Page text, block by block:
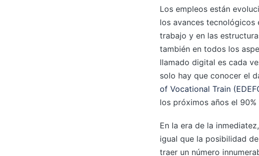
Los empleos están
los avances tecnológicos
trabajo y en las
también en todos los
llamado digital es cada
solo hay que conocer el
of Vocational Train
los próximos años el
En la era de la
igual que la posibilidad
traer un número